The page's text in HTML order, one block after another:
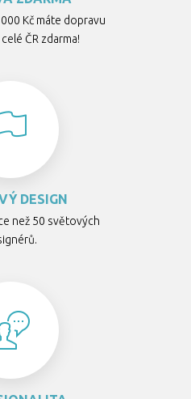
Kč máte dopravu
ČR zdarma!
DESIGN
než 50 světových